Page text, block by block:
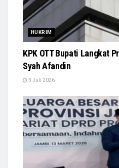
HUKRIM
KPK OTT Bupati Langkat
Syah Afandin
3 Juli 2026